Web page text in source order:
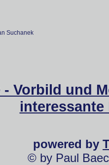
Suchanek
- Vorbild und
powered by
© by Paul